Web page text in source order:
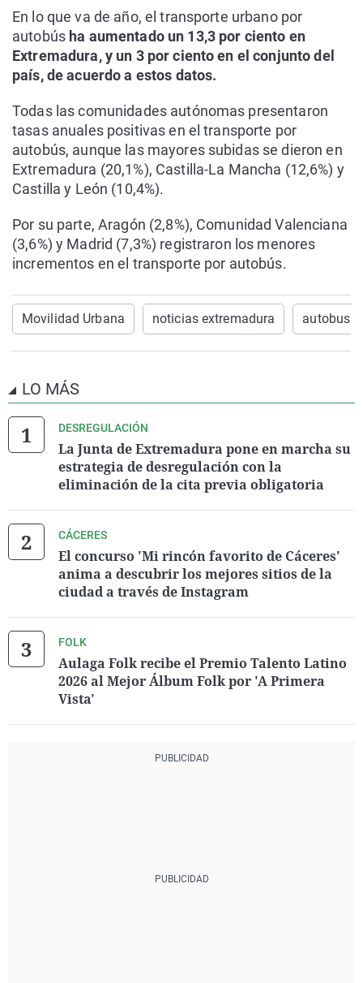
En lo que va de año, el transporte urbano por
autobús ha aumentado un 13,3 por ciento en
Extremadura, y un 3 por ciento en el conjunto del
país, de acuerdo a estos datos.
Todas las comunidades autónomas presentaron
tasas anuales positivas en el transporte por
autobús, aunque las mayores subidas se dieron en
Extremadura (20,1%), Castilla-La Mancha (12,6%) y
Castilla y León (10,4%).
Por su parte, Aragón (2,8%), Comunidad Valenciana
(3,6%) y Madrid (7,3%) registraron los menores
incrementos en el transporte por autobús.
Movilidad Urbana noticias extremadura autobus
LO MÁS
DESREGULACIÓN
La Junta de Extremadura pone en marcha su
estrategia de desregulación con la
eliminación de la cita previa obligatoria
CÁCERES
El concurso 'Mi rincón favorito de Cáceres'
anima a descubrir los mejores sitios de la
ciudad a través de Instagram
FOLK
Aulaga Folk recibe el Premio Talento Latino
2026 al Mejor Álbum Folk por 'A Primera
Vista'